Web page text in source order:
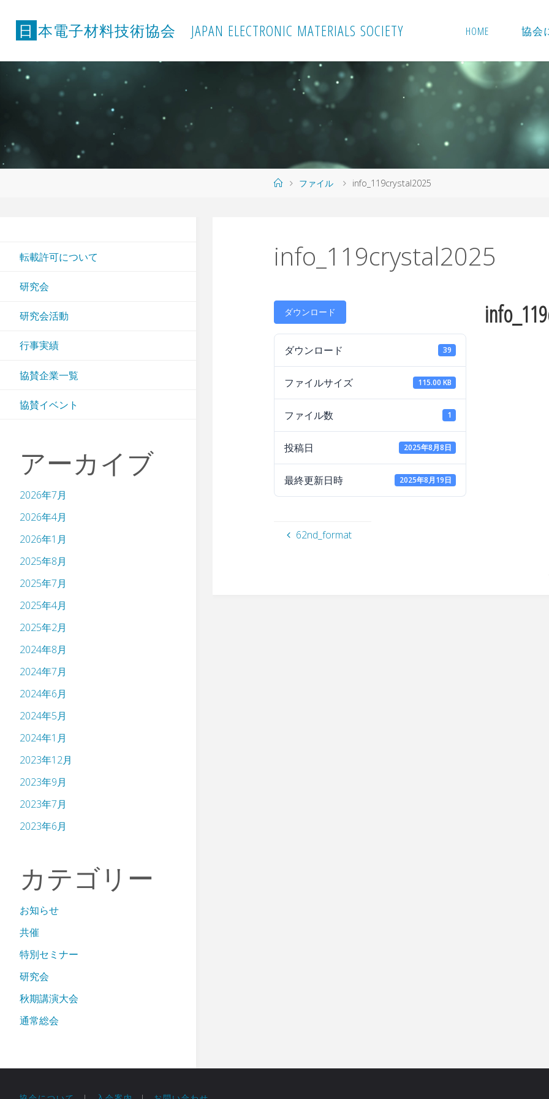
ン
ッ
プ
日 本電子材料技術協会 JAPAN ELECTRONIC MATERIALS SOCIETY HOME 協会
ホ
ファイル info_119crystal2025
info_119crystal2025
ダウンロード
ダウンロード 39
ファイルサイズ 115.00 KB
ファイル数 1
投稿日 2025年8月8日
最終更新日時 2025年8月19日
62nd_format
転載許可について
研究会
研究会活動
行事実績
協賛企業一覧
協賛イベント
アーカイブ
2026年7月
2026年4月
2026年1月
2025年8月
2025年7月
2025年4月
2025年2月
2024年8月
2024年7月
2024年6月
2024年5月
2024年1月
2023年12月
2023年9月
2023年7月
2023年6月
カテゴリー
お知らせ
共催
特別セミナー
研究会
秋期講演大会
通常総会